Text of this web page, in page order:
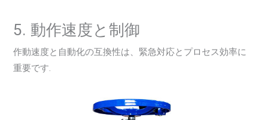
5. 動作速度と制御
作動速度と自動化の互換性は、緊急対応とプロセス効率に
重要です.